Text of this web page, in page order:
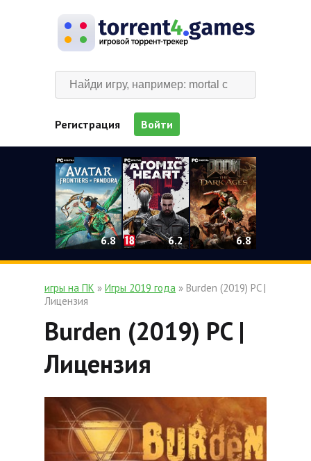
Регистрация Войти
6.8 6.2 6.8
игры на ПК » Игры 2019 года » Burden (2019) PC |
Лицензия
Burden (2019) PC |
Лицензия